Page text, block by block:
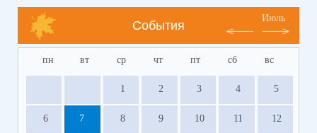
События
Июль
пн вт ср чт пт сб вс
1 2 3 4 5
6 7 8 9 10 11 12